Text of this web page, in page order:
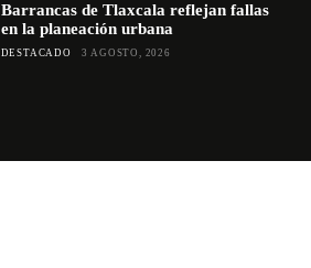
Barrancas de Tlaxcala reflejan fallas
en la planeación urbana
DESTACADO 3 AGOSTO, 2026